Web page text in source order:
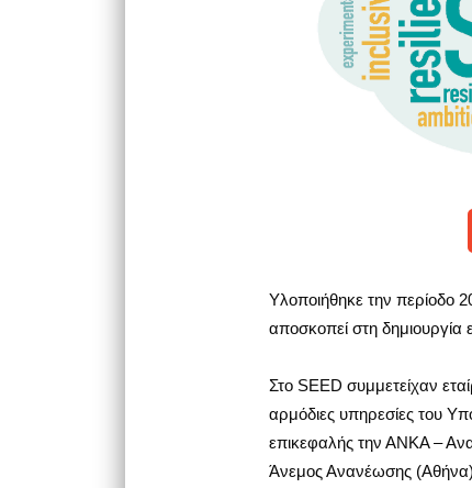
Υλοποιήθηκε την
αποσκοπεί στη δημιουργία
Στο SEED συμμετείχαν
αρμόδιες υπηρεσίες του
επικεφαλής την ΑΝΚΑ –
Άνεμος Ανανέωσης